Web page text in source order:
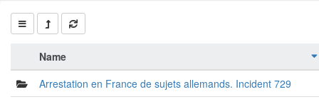
Name
Arrestation en France de sujets allemands. Incident 729